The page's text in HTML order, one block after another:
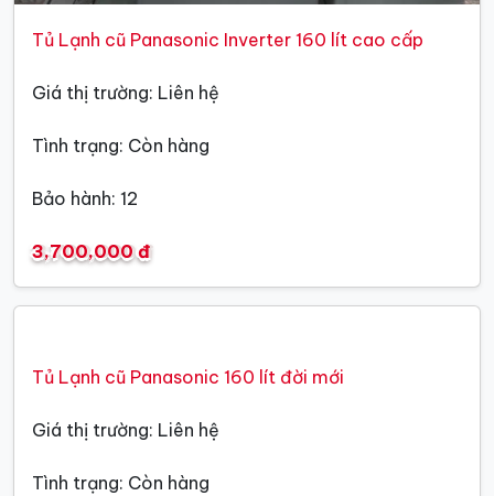
Tủ Lạnh cũ Panasonic Inverter 160 lít cao cấp
Giá thị trường: Liên hệ
Tình trạng: Còn hàng
Bảo hành: 12
3,700,000 đ
Tủ Lạnh cũ Panasonic 160 lít đời mới
Giá thị trường: Liên hệ
Tình trạng: Còn hàng